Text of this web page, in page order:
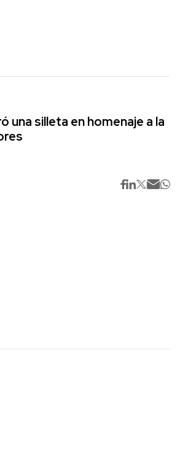
una silleta en homenaje a la